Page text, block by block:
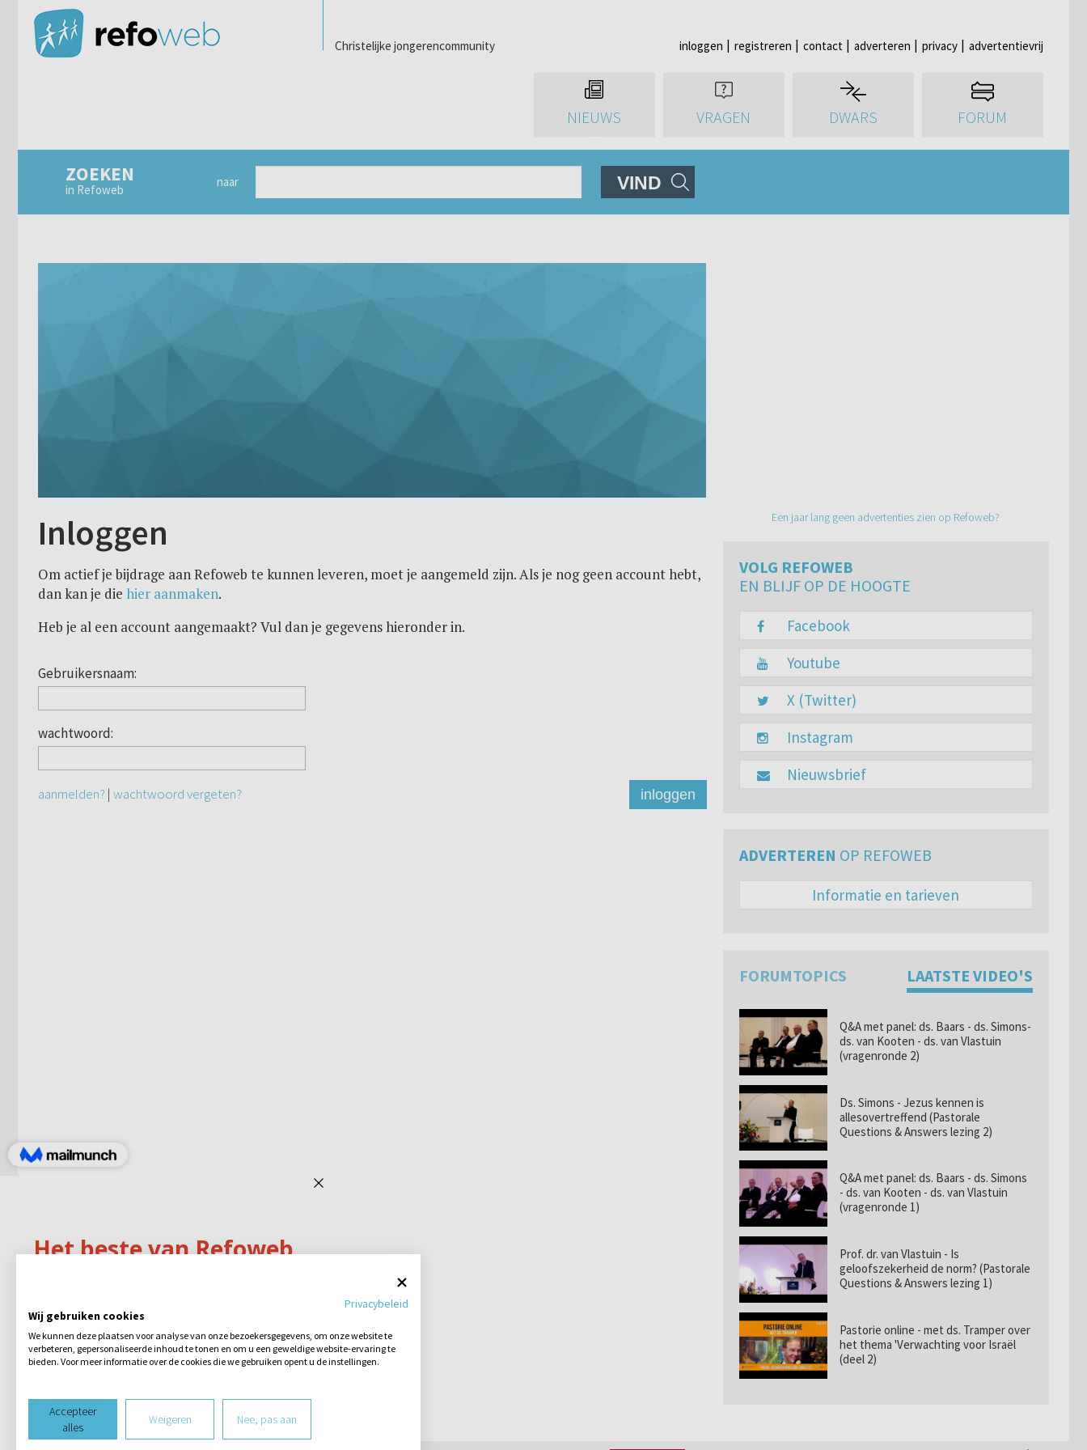
Christelijke jongerencommunity inloggen registreren contact adverteren privacy advertentievrij
NIEUWS VRAGEN DWARS FORUM
ZOEKEN
in Refoweb
naar VIND
Inloggen
Om actief je bijdrage aan Refoweb te kunnen leveren, moet je aangemeld zijn. Als je nog geen account hebt,
dan kan je die hier aanmaken.
Heb je al een account aangemaakt? Vul dan je gegevens hieronder in.
Gebruikersnaam:
wachtwoord:
aanmelden? | wachtwoord vergeten? inloggen
Een jaar lang geen advertenties zien op Refoweb?
VOLG REFOWEB
EN BLIJF OP DE HOOGTE
Facebook
Youtube
X (Twitter)
Instagram
Nieuwsbrief
ADVERTEREN OP REFOWEB
Informatie en tarieven
FORUMTOPICS LAATSTE VIDEO'S
Q&A met panel: ds. Baars - ds. Simons-
ds. van Kooten - ds. van Vlastuin
(vragenronde 2)
Ds. Simons - Jezus kennen is
allesovertreffend (Pastorale
Questions & Answers lezing 2)
Q&A met panel: ds. Baars - ds. Simons
- ds. van Kooten - ds. van Vlastuin
(vragenronde 1)
Prof. dr. van Vlastuin - Is
geloofszekerheid de norm? (Pastorale
Questions & Answers lezing 1)
Pastorie online - met ds. Tramper over
het thema 'Verwachting voor Israël
(deel 2)
Privacybeleid
Wij gebruiken cookies
We kunnen deze plaatsen voor analyse van onze bezoekersgegevens, om onze website te
verbeteren, gepersonaliseerde inhoud te tonen en om u een geweldige website-ervaring te
bieden. Voor meer informatie over de cookies die we gebruiken opent u de instellingen.
Accepteer
alles
Weigeren Nee, pas aan